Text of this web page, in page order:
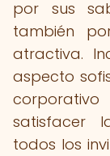
por sus
también
atractiva.
aspecto
satisfacer
todos los